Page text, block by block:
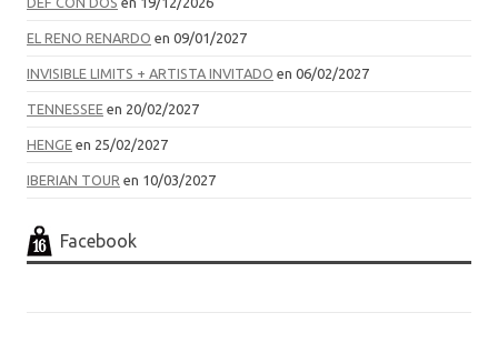
EL RENO RENARDO en 09/01/2027
INVISIBLE LIMITS + ARTISTA INVITADO en 06/02/2027
TENNESSEE en 20/02/2027
HENGE en 25/02/2027
IBERIAN TOUR en 10/03/2027
Facebook